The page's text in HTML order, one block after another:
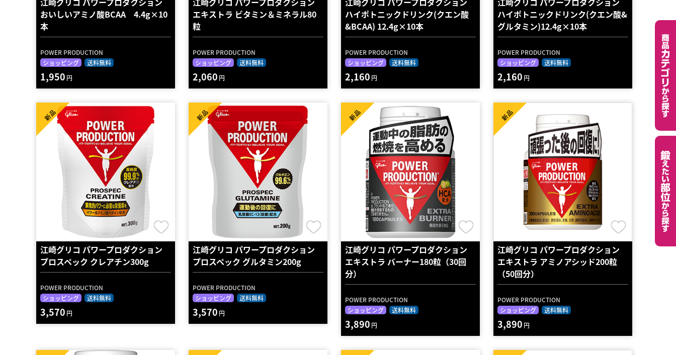
おいしいアミノ酸BCAA 4.4g×10
本
POWER PRODUCTION
ショッピング
送料無料
1,950 円
エキストラ ビタミン＆ミネラル80
粒
POWER PRODUCTION
ショッピング
送料無料
2,060 円
ハイポトニックドリンク(クエン酸
&BCAA) 12.4g×10本
POWER PRODUCTION
ショッピング
送料無料
2,160 円
ハイポトニックドリンク(クエン酸&
グルタミン)12.4g×10本
POWER PRODUCTION
ショッピング
送料無料
2,160 円
江崎グリコ パワープロダクション
プロスペック クレアチン300g
POWER PRODUCTION
ショッピング
送料無料
新品
3,570 円
江崎グリコ パワープロダクション
プロスペック グルタミン200g
POWER PRODUCTION
ショッピング
送料無料
新品
3,570 円
江崎グリコ パワープロダクション
エキストラ バーナー180粒（30回
分）
POWER PRODUCTION
ショッピング
送料無料
新品
3,890 円
江崎グリコ パワープロダクション
エキストラ アミノアシッド200粒
（50回分）
POWER PRODUCTION
ショッピング
送料無料
新品
3,890 円